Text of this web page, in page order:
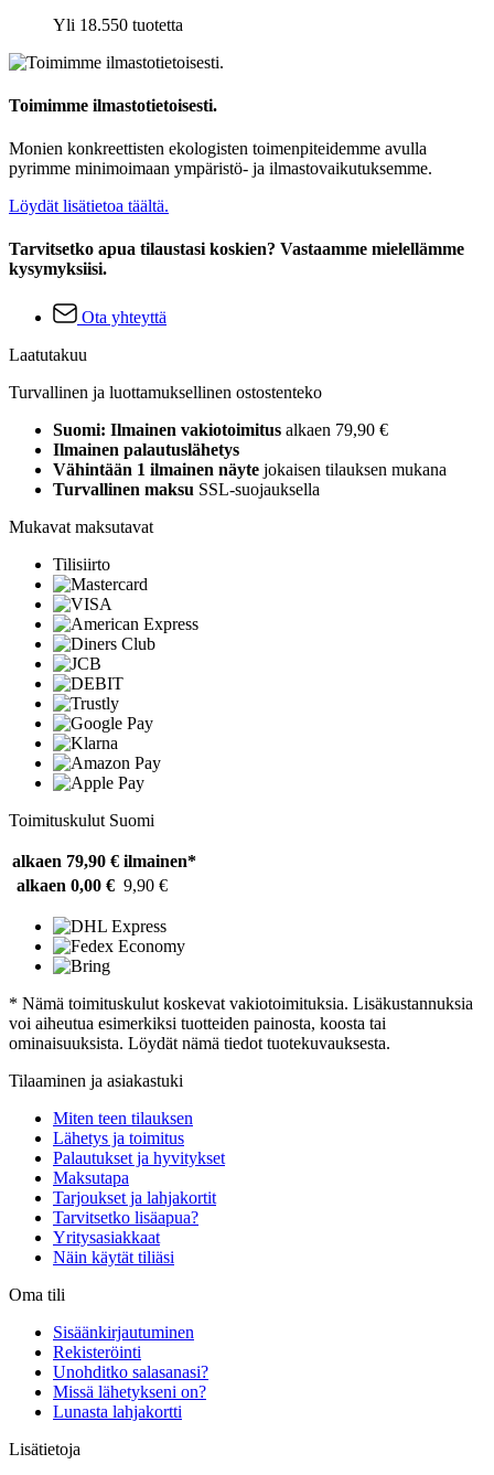
Yli 18.550 tuotetta
Toimimme ilmastotietoisesti.
Monien konkreettisten ekologisten toimenpiteidemme avulla
pyrimme minimoimaan ympäristö- ja ilmastovaikutuksemme.
Löydät lisätietoa täältä.
Tarvitsetko apua tilaustasi koskien? Vastaamme mielellämme
kysymyksiisi.
Ota yhteyttä
Laatutakuu
Turvallinen ja luottamuksellinen ostostenteko
Suomi: Ilmainen vakiotoimitus alkaen 79,90 €
Ilmainen palautuslähetys
Vähintään 1 ilmainen näyte jokaisen tilauksen mukana
Turvallinen maksu SSL-suojauksella
Mukavat maksutavat
Tilisiirto
Toimituskulut Suomi
alkaen 79,90 € ilmainen*
alkaen 0,00 € 9,90 €
* Nämä toimituskulut koskevat vakiotoimituksia. Lisäkustannuksia
voi aiheutua esimerkiksi tuotteiden painosta, koosta tai
ominaisuuksista. Löydät nämä tiedot tuotekuvauksesta.
Tilaaminen ja asiakastuki
Miten teen tilauksen
Lähetys ja toimitus
Palautukset ja hyvitykset
Maksutapa
Tarjoukset ja lahjakortit
Tarvitsetko lisäapua?
Yritysasiakkaat
Näin käytät tiliäsi
Oma tili
Sisäänkirjautuminen
Rekisteröinti
Unohditko salasanasi?
Missä lähetykseni on?
Lunasta lahjakortti
Lisätietoja